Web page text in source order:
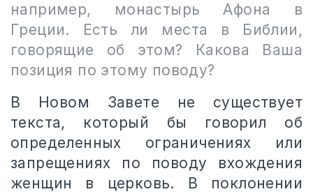
например, монастырь Афона в
Греции. Есть ли места в Библии,
говорящие об этом? Какова Ваша
позиция по этому поводу?
В Новом Завете не существует
текста, который бы говорил об
определенных ограничениях или
запрещениях по поводу вхождения
женщин в церковь. В поклонении